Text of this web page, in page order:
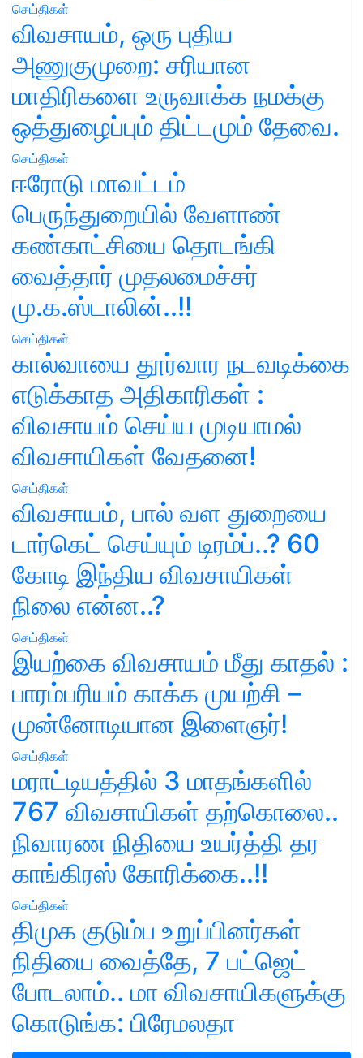
செய்திகள்
விவசாயம், ஒரு புதிய
அணுகுமுறை: சரியான
மாதிரிகளை உருவாக்க நமக்கு
ஒத்துழைப்பும் திட்டமும் தேவை.
செய்திகள்
ஈரோடு மாவட்டம்
பெருந்துறையில் வேளாண்
கண்காட்சியை தொடங்கி
வைத்தார் முதலமைச்சர்
மு.க.ஸ்டாலின்..!!
செய்திகள்
கால்வாயை தூர்வார நடவடிக்கை
எடுக்காத அதிகாரிகள் :
விவசாயம் செய்ய முடியாமல்
விவசாயிகள் வேதனை!
செய்திகள்
விவசாயம், பால் வள துறையை
டார்கெட் செய்யும் டிரம்ப்..? 60
கோடி இந்திய விவசாயிகள்
நிலை என்ன..?
செய்திகள்
இயற்கை விவசாயம் மீது காதல் :
பாரம்பரியம் காக்க முயற்சி –
முன்னோடியான இளைஞர்!
செய்திகள்
மராட்டியத்தில் 3 மாதங்களில்
767 விவசாயிகள் தற்கொலை..
நிவாரண நிதியை உயர்த்தி தர
காங்கிரஸ் கோரிக்கை..!!
செய்திகள்
திமுக குடும்ப உறுப்பினர்கள்
நிதியை வைத்தே, 7 பட்ஜெட்
போடலாம்.. மா விவசாயிகளுக்கு
கொடுங்க: பிரேமலதா